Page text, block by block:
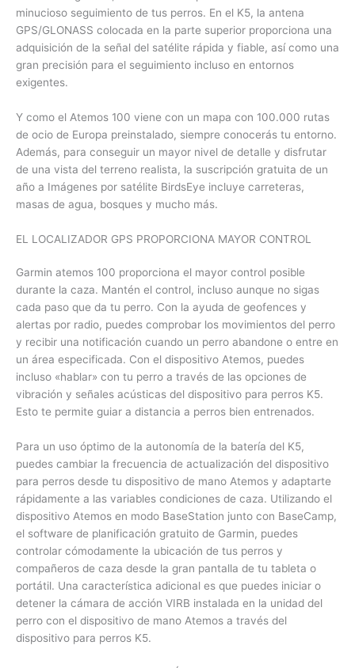
minucioso seguimiento de tus perros. En el K5, la antena
GPS/GLONASS colocada en la parte superior proporciona una
adquisición de la señal del satélite rápida y fiable, así como una
gran precisión para el seguimiento incluso en entornos
exigentes.
Y como el Atemos 100 viene con un mapa con 100.000 rutas
de ocio de Europa preinstalado, siempre conocerás tu entorno.
Además, para conseguir un mayor nivel de detalle y disfrutar
de una vista del terreno realista, la suscripción gratuita de un
año a Imágenes por satélite BirdsEye incluye carreteras,
masas de agua, bosques y mucho más.
EL LOCALIZADOR GPS PROPORCIONA MAYOR CONTROL
Garmin atemos 100 proporciona el mayor control posible
durante la caza. Mantén el control, incluso aunque no sigas
cada paso que da tu perro. Con la ayuda de geofences y
alertas por radio, puedes comprobar los movimientos del perro
y recibir una notificación cuando un perro abandone o entre en
un área especificada. Con el dispositivo Atemos, puedes
incluso «hablar» con tu perro a través de las opciones de
vibración y señales acústicas del dispositivo para perros K5.
Esto te permite guiar a distancia a perros bien entrenados.
Para un uso óptimo de la autonomía de la batería del K5,
puedes cambiar la frecuencia de actualización del dispositivo
para perros desde tu dispositivo de mano Atemos y adaptarte
rápidamente a las variables condiciones de caza. Utilizando el
dispositivo Atemos en modo BaseStation junto con BaseCamp,
el software de planificación gratuito de Garmin, puedes
controlar cómodamente la ubicación de tus perros y
compañeros de caza desde la gran pantalla de tu tableta o
portátil. Una característica adicional es que puedes iniciar o
detener la cámara de acción VIRB instalada en la unidad del
perro con el dispositivo de mano Atemos a través del
dispositivo para perros K5.